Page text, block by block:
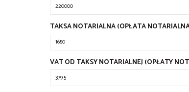
TAKSA NOTARIALNA (OPŁATA
VAT OD TAKSY NOTARIALNEJ (OPŁATY